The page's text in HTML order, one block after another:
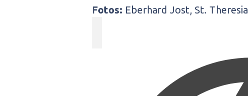
Fotos: Eberhard Jost, St. Theresia